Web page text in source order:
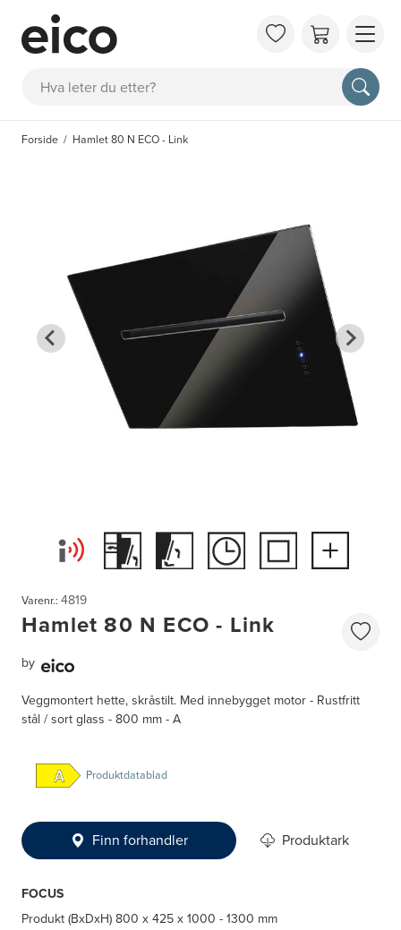
Søk
OM
FAQ
Forside Hamlet 80 N ECO - Link
Varenr.: 4819
Hamlet 80 N ECO - Link
by
Veggmontert hette, skråstilt. Med innebygget motor - Rustfritt
stål / sort glass - 800 mm - A
Produktdatablad
Finn forhandler Produktark
FOCUS
Produkt (BxDxH)800 x 425 x 1000 - 1300 mm